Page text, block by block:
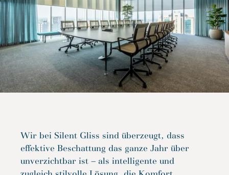
Wir bei Silent Gliss sind überzeugt, dass
effektive Beschattung das ganze Jahr über
unverzichtbar ist – als intelligente und